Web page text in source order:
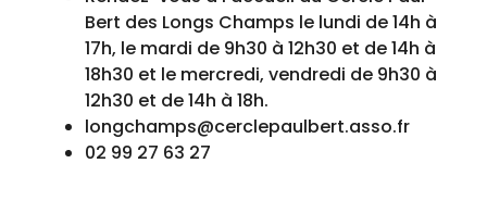
Bert des Longs Champs le lundi de 14h à
17h, le mardi de 9h30 à 12h30 et de 14h à
18h30 et le mercredi, vendredi de 9h30 à
12h30 et de 14h à 18h.
longchamps@cerclepaulbert.asso.fr
02 99 27 63 27